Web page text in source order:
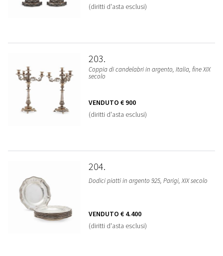
(diritti d'asta esclusi)
203
Coppia di candelabri in argento, Italia, fine XIX
secolo
VENDUTO € 900
(diritti d'asta esclusi)
204
Dodici piatti in argento 925, Parigi, XIX secolo
VENDUTO € 4.400
(diritti d'asta esclusi)